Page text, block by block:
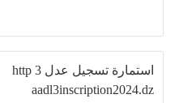
استمارة تسجيل عدل 3 http
aadl3inscription2024.dz